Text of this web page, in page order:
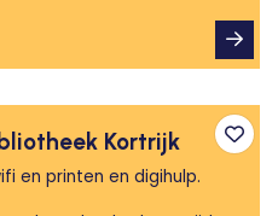
Kortrijk
en printen en digihulp.